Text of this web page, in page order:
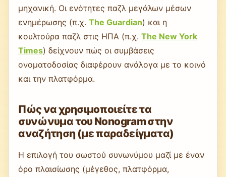
μηχανική. Οι ενότητες παζλ μεγάλων μέσων
ενημέρωσης (π.χ.The Guardian) και η
κουλτούρα παζλ στις ΗΠΑ (π.χ.The New York
Times) δείχνουν πώς οι συμβάσεις
ονοματοδοσίας διαφέρουν ανάλογα με το κοινό
και την πλατφόρμα.
Πώς να χρησιμοποιείτε τα
συνώνυμα του Nonogram στην
αναζήτηση (με παραδείγματα)
Η επιλογή του σωστού συνωνύμου μαζί με έναν
όρο πλαισίωσης (μέγεθος, πλατφόρμα,